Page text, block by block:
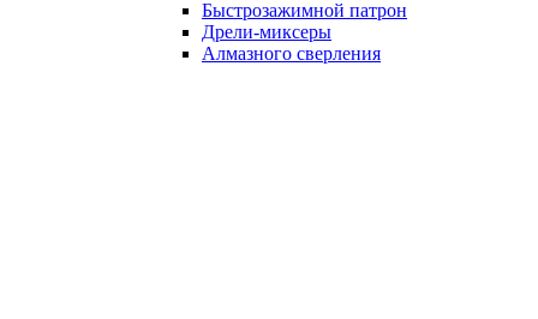
Быстрозажимной патрон
Дрели-миксеры
Алмазного сверления